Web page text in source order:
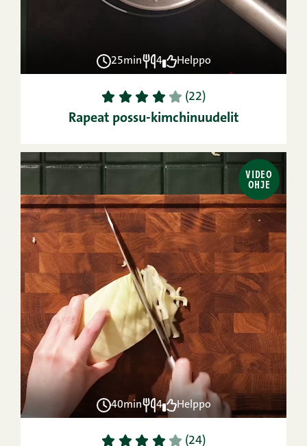
25min 4 Helppo
1 2 3 4 5 (22)
Rapeat possu-kimchinuudelit
VIDEO
OHJE
40min 4 Helppo
1 2 3 4 5 (24)